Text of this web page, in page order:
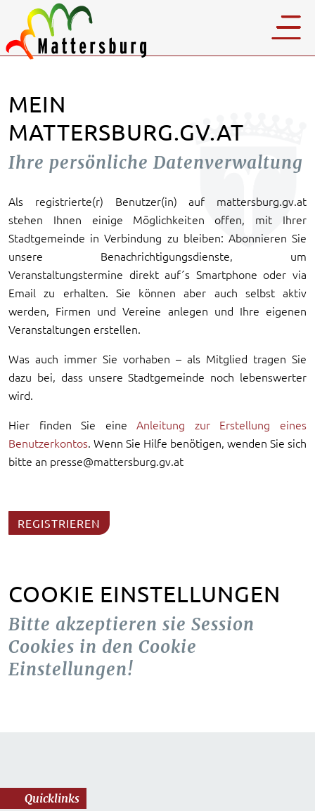
MEIN
MATTERSBURG.GV.AT
Ihre persönliche Datenverwaltung
Als registrierte(r) Benutzer(in) auf mattersburg.gv.at
stehen Ihnen einige Möglichkeiten offen, mit Ihrer
Stadtgemeinde in Verbindung zu bleiben: Abonnieren Sie
unsere Benachrichtigungsdienste, um
Veranstaltungstermine direkt auf´s Smartphone oder via
Email zu erhalten. Sie können aber auch selbst aktiv
werden, Firmen und Vereine anlegen und Ihre eigenen
Veranstaltungen erstellen.
Was auch immer Sie vorhaben – als Mitglied tragen Sie
dazu bei, dass unsere Stadtgemeinde noch lebenswerter
wird.
Hier finden Sie eineAnleitung zur Erstellung eines
Benutzerkontos. Wenn Sie Hilfe benötigen, wenden Sie sich
bitte an presse@mattersburg.gv.at
REGISTRIEREN
COOKIE EINSTELLUNGEN
Bitte akzeptieren sie Session
Cookies in den Cookie
Einstellungen!
Quicklinks